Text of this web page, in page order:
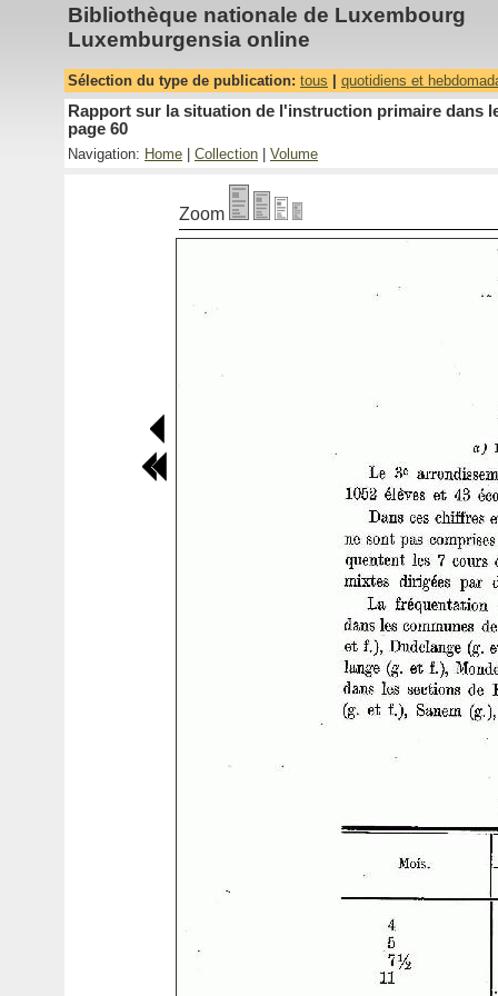
Bibliothèque nationale de Luxembourg
Luxemburgensia online
Sélection du type de publication: tous quotidiens et
Rapport sur la situation de l'instruction primaire dans
page 60
Navigation: Home Collection Volume
Zoom